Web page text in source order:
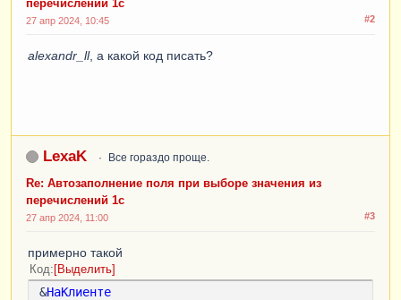
перечислений 1с
#2
27 апр 2024, 10:45
alexandr_ll, а какой код писать?
LexaK Все гораздо проще.
Re: Автозаполнение поля при выборе значения из
перечислений 1с
#3
27 апр 2024, 11:00
примерно такой
Код Выделить
&НаКлиенте